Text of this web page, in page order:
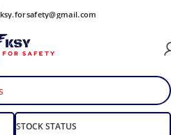
ksy.forsafety@gmail.com
STOCK STATUS